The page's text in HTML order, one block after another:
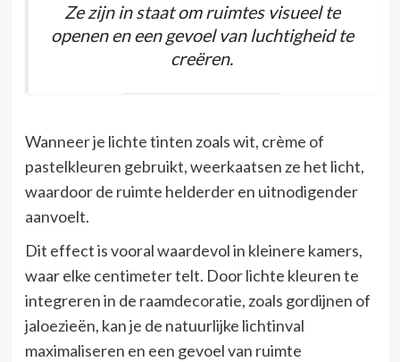
Ze zijn in staat om ruimtes visueel te
openen en een gevoel van luchtigheid te
creëren.
Wanneer je lichte tinten zoals wit, crème of
pastelkleuren gebruikt, weerkaatsen ze het licht,
waardoor de ruimte helderder en uitnodigender
aanvoelt.
Dit effect is vooral waardevol in kleinere kamers,
waar elke centimeter telt. Door lichte kleuren te
integreren in de raamdecoratie, zoals gordijnen of
jaloezieën, kan je de natuurlijke lichtinval
maximaliseren en een gevoel van ruimte